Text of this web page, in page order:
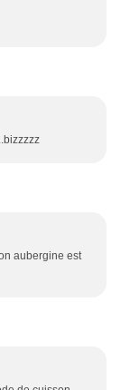
aubergine est